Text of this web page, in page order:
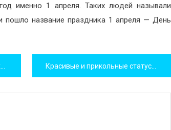
именно 1 апреля. Таких людей называли
пошло название праздника 1 апреля — День